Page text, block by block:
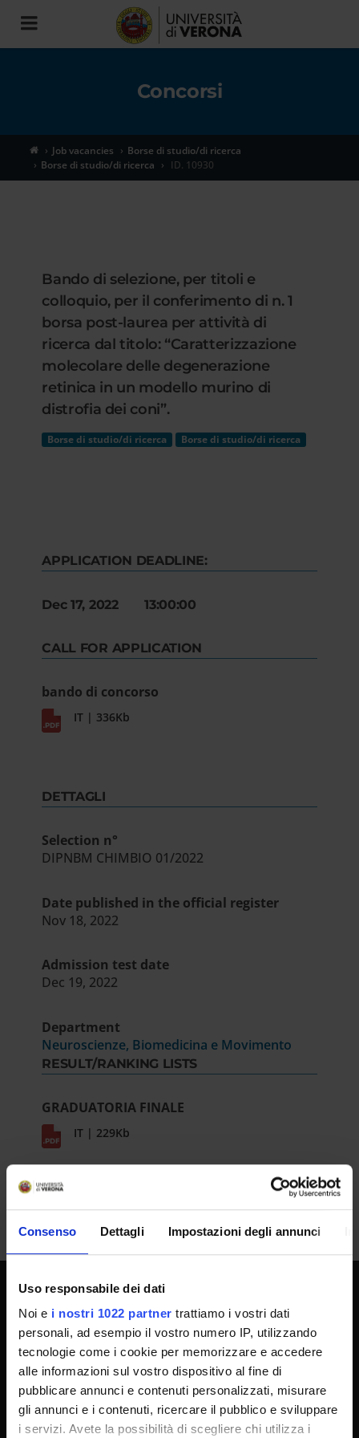
Consenso Dettagli Impostazioni degli annunci
Uso responsabile dei dati
Noi e i nostri 1022 partner trattiamo i vostri dati
personali, ad esempio il vostro numero IP, utilizzando
tecnologie come i cookie per memorizzare e accedere
alle informazioni sul vostro dispositivo al fine di
pubblicare annunci e contenuti personalizzati, misurare
gli annunci e i contenuti, ricercare il pubblico e sviluppare
i servizi. Avete la possibilità di scegliere chi utilizza i
Toggle
navigation
Concorsi
Job vacancies
Borse di studio/di ricerca
Borse di studio/di ricerca
ID. 10930
Bando di selezione, per titoli e
colloquio, per il conferimento di n. 1
borsa post-laurea per attività di
ricerca dal titolo: “Caratterizzazione
molecolare delle degenerazione
retinica in un modello murino di
distrofia dei coni”.
Borse di studio/di ricerca Borse di studio/di ricerca
APPLICATION DEADLINE:
Dec 17, 2022 13:00:00
CALL FOR APPLICATION
bando di concorso
IT | 336Kb
DETTAGLI
Selection n°
DIPNBM CHIMBIO 01/2022
Date published in the official register
Nov 18, 2022
Admission test date
Dec 19, 2022
Department
Neuroscienze, Biomedicina e Movimento
RESULT/RANKING LISTS
GRADUATORIA FINALE
IT | 229Kb
UNIVERSITY SERVICES
Transparency
Official University Register
Job vacancies